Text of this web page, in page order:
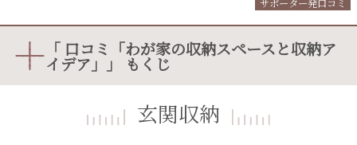
サポーター発口コミ
「 口コミ「わが家の収納スペースと収納ア
イデア」」 もくじ
玄関収納